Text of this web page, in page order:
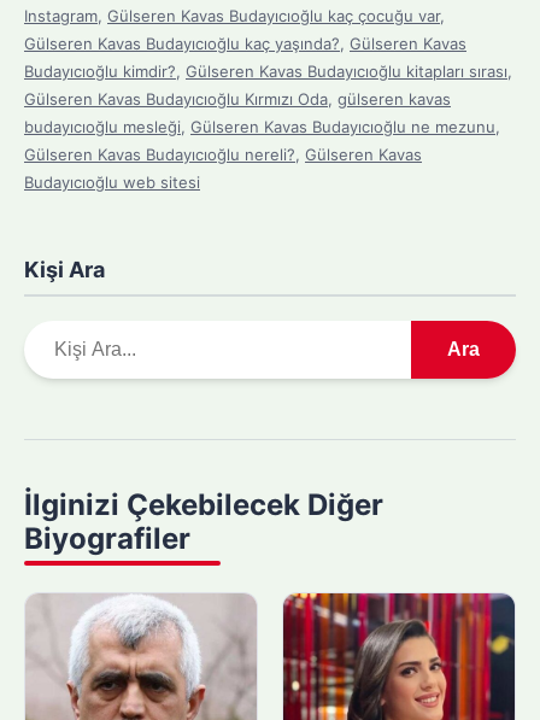
Instagram, Gülseren Kavas Budayıcıoğlu kaç çocuğu var,
Gülseren Kavas Budayıcıoğlu kaç yaşında?, Gülseren Kavas
Budayıcıoğlu kimdir?, Gülseren Kavas Budayıcıoğlu kitapları sırası,
Gülseren Kavas Budayıcıoğlu Kırmızı Oda, gülseren kavas
budayıcıoğlu mesleği, Gülseren Kavas Budayıcıoğlu ne mezunu,
Gülseren Kavas Budayıcıoğlu nereli?, Gülseren Kavas
Budayıcıoğlu web sitesi
Kişi Ara
r
y
a
p
n
Ara
İlginizi Çekebilecek Diğer
Biyografiler